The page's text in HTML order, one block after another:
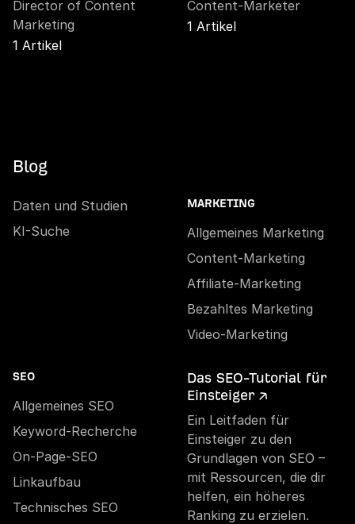
Director of Content
Marketing
1 Artikel
Content-Marketer
1 Artikel
Blog
Daten und Studien
KI-Suche
MARKETING
Allgemeines Marketing
Content-Marketing
Affiliate-Marketing
Bezahltes Marketing
Video-Marketing
SEO
Allgemeines SEO
Keyword-Recherche
On-Page-SEO
Linkaufbau
Technisches SEO
Das SEO-Tutorial für
Einsteiger ↗
Ein Leitfaden für
Einsteiger zu den
Grundlagen von SEO –
mit Ressourcen, die dir
helfen, ein höheres
Ranking zu erzielen.